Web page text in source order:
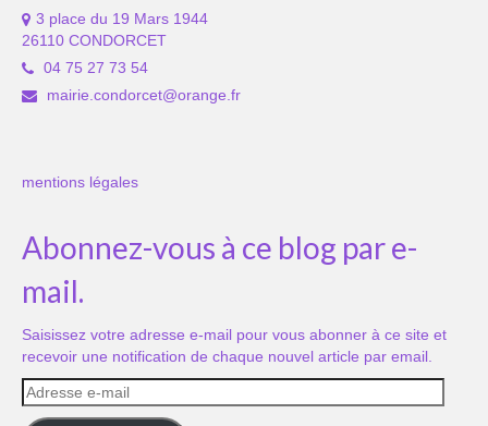
3 place du 19 Mars 1944
26110 CONDORCET
04 75 27 73 54
mairie.condorcet@orange.fr
mentions légales
Abonnez-vous à ce blog par e-
mail.
Saisissez votre adresse e-mail pour vous abonner à ce site et
recevoir une notification de chaque nouvel article par email.
Adresse
e-